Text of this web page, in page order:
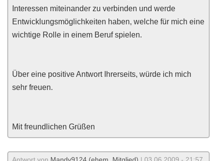
Interessen miteinander zu verbinden und werde
Entwicklungsmöglichkeiten haben, welche für mich eine
wichtige Rolle in einem Beruf spielen.
Über eine positive Antwort Ihrerseits, würde ich mich
sehr freuen.
Mit freundlichen Grüßen